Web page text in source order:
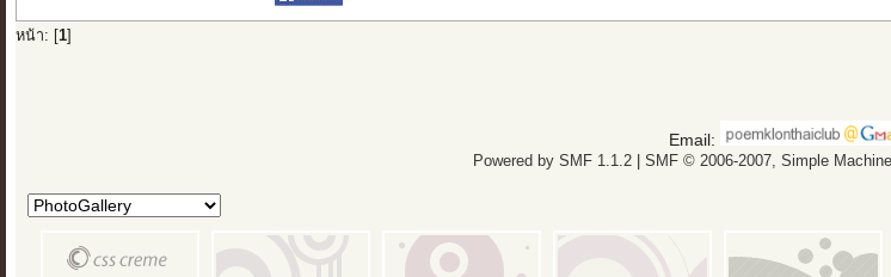
หน้า: [1
Email:
Powered by SMF 1.1.2| SMF © 2006-2007, Simple